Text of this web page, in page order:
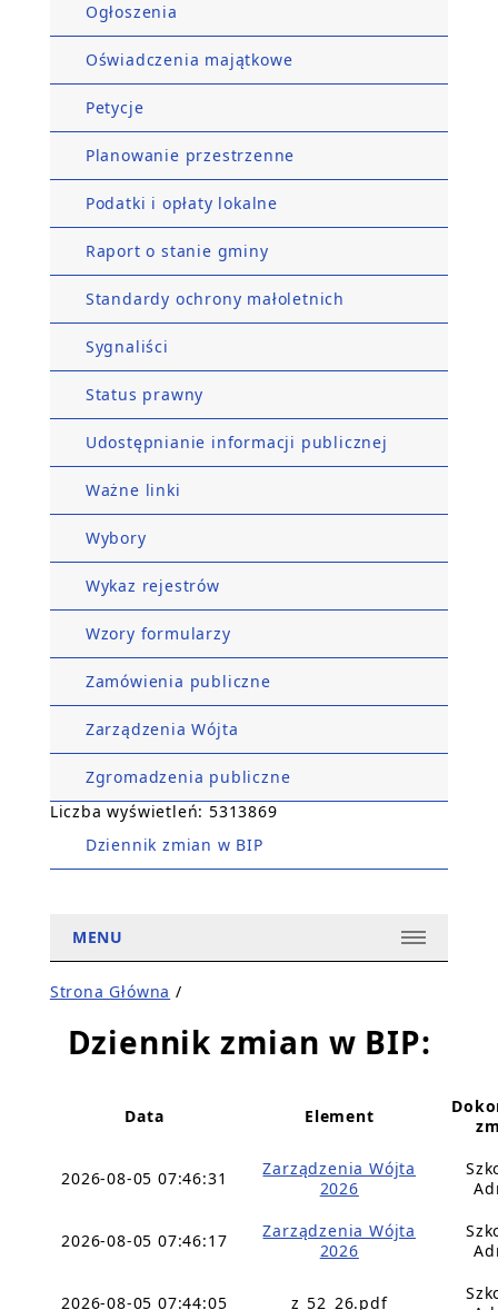
Ogłoszenia
Oświadczenia majątkowe
Petycje
Planowanie przestrzenne
Podatki i opłaty lokalne
Raport o stanie gminy
Standardy ochrony małoletnich
Sygnaliści
Status prawny
Udostępnianie informacji publicznej
Ważne linki
Wybory
Wykaz rejestrów
Wzory formularzy
Zamówienia publiczne
Zarządzenia Wójta
Zgromadzenia publiczne
Liczba wyświetleń: 5313869
Dziennik zmian w BIP
MENU
Strona Główna /
Dziennik zmian w BIP:
Data Element
2026-08-05 07:46:31
Zarządzenia Wójta
2026
2026-08-05 07:46:17
Zarządzenia Wójta
2026
2026-08-05 07:44:05 z_52_26.pdf